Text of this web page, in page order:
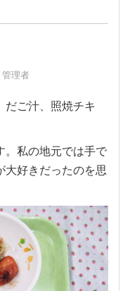
理者
ご汁、照焼チキ
私の地元では手で
大好きだったのを思